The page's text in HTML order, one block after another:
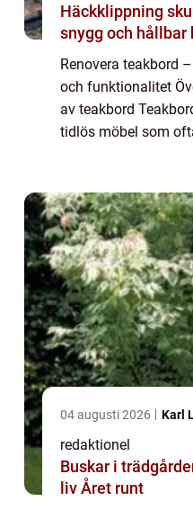
Häckklippning skurup så får du
snygg och hållbar
Renovera teakbord
och funktionalitet
av teakbord
tidlös möbel som
04 augusti 2026 Karl
redaktionel
Buskar i trädgården struktur, färg
liv Året runt